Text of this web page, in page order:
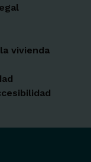
vivienda